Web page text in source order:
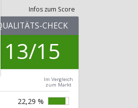
Infos zum Score
QUALITÄTS-CHECK
13/15
Im Vergleich
zum Markt
22,29 %